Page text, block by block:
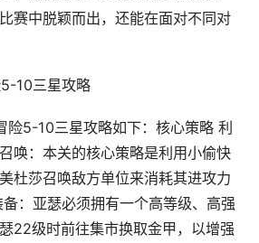
赛中脱颖而出，还能在面对不同对
10三星攻略
险5-10三星攻略如下：核心策略 利
唤：本关的核心策略是利用小偷快
杜莎召唤敌方单位来消耗其进攻力
：亚瑟必须拥有一个高等级、高强
22级时前往集市换取金甲，以增强